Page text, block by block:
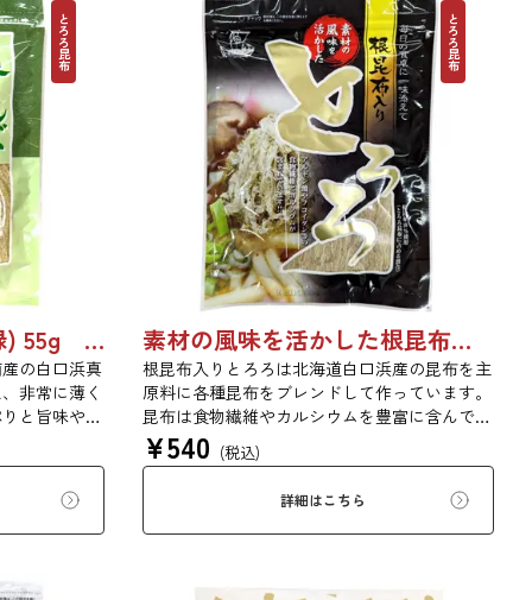
とろろ昆布
根こんぶ入りとろろ (緑) 55g 単品 5袋セット 20袋セット 3054
の白口浜真
非常に薄く
と旨味や粘
一度、お好
とろろ昆布
素材の風味を活かした根昆布入りとろろ 65g 単品 5袋セット 20袋セット 1736
根昆布入りとろろは北海道白口浜産の昆布を主
原料に各種昆布をブレンドして作っています。
昆布は食物繊維やカルシウムを豊富に含んでい
ます。薄くふんわりと削っており、ご飯やお吸
い物、うどんに入れて美味しく召し上がれま
す。お口の中でとろーり、つるっと広がる根昆
布入りとろろを是非ご賞味ください。
¥540 (税込)
詳細はこちら